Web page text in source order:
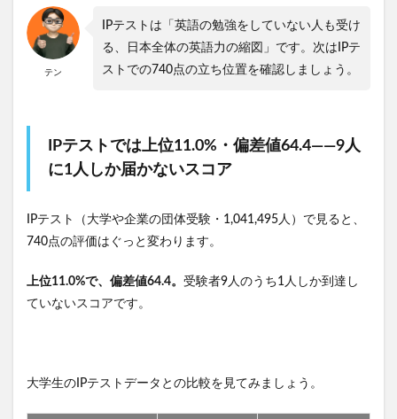
テン
IPテストは「英語の勉強をしていない人も受け
る、日本全体の英語力の縮図」です。次はIPテ
ストでの740点の立ち位置を確認しましょう。
IPテストでは上位11.0%・偏差値64.4——9人
に1人しか届かないスコア
IPテスト（大学や企業の団体受験・1,041,495人）で見ると、
740点の評価はぐっと変わります。
上位11.0%で、偏差値64.4。 受験者9人のうち1人しか到達し
ていないスコアです。
大学生のIPテストデータとの比較を見てみましょう。